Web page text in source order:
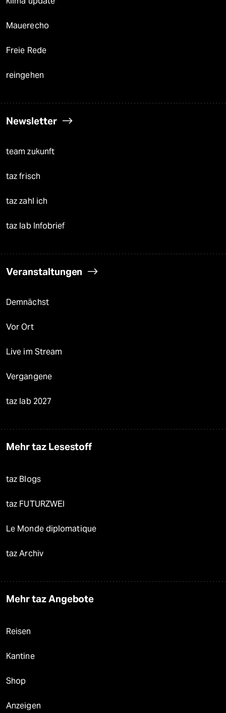
Mauerecho
Freie Rede
reingehen
Newsletter
team zukunft
taz frisch
taz zahl ich
taz lab Infobrief
Veranstaltungen
Demnächst
Vor Ort
Live im Stream
Vergangene
taz lab 2027
Mehr taz Lesestoff
taz Blogs
taz FUTURZWEI
Le Monde diplomatique
taz Archiv
Mehr taz Angebote
Reisen
Kantine
Shop
Anzeigen